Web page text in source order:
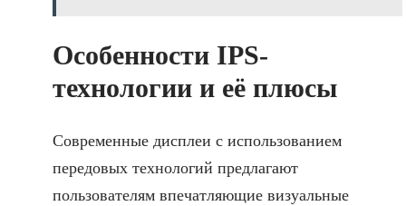
Особенности IPS-
технологии и её плюсы
Современные дисплеи с использованием
передовых технологий предлагают
пользователям впечатляющие визуальные